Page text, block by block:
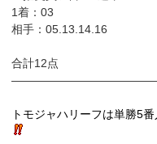
1着：03
相手：05.13.14.16
合計12点
——————————
トモジャハリーフは単勝5